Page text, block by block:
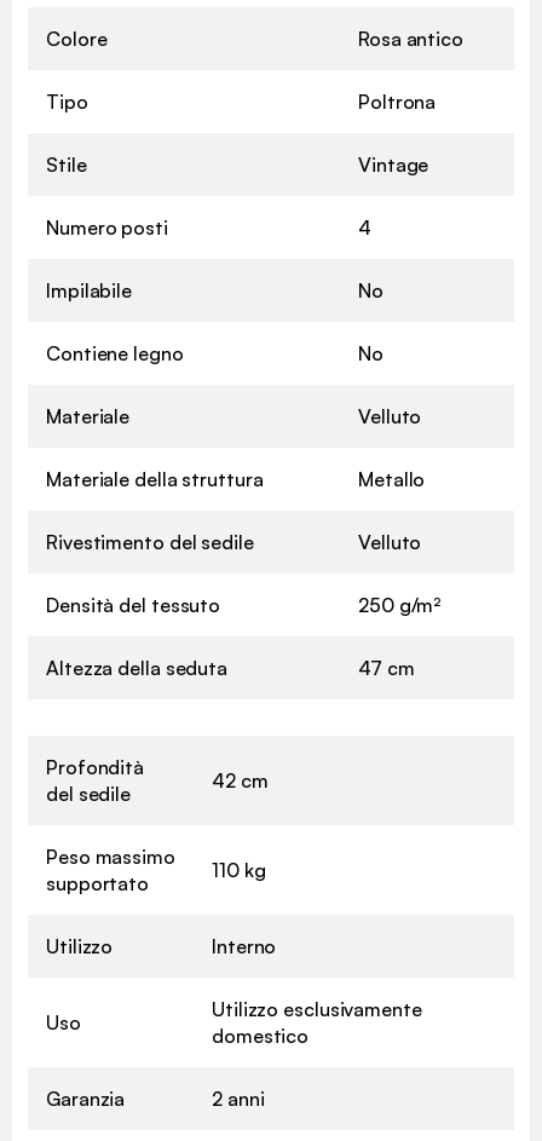
Colore Rosa antico
Tipo Poltrona
Stile Vintage
Numero posti 4
Impilabile No
Contiene legno No
Materiale Velluto
Materiale della struttura Metallo
Rivestimento del sedile Velluto
Densità del tessuto 250 g/m²
Altezza della seduta 47 cm
Profondità
del sedile
42 cm
Peso massimo
supportato
110 kg
Utilizzo Interno
Uso
Utilizzo esclusivamente
domestico
Garanzia 2 anni